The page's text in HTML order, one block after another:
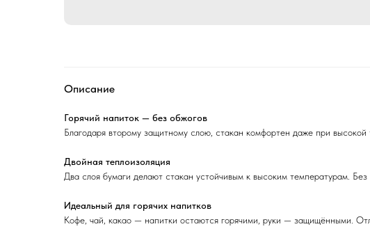
Описание
Горячий напиток — без обжогов
Благодаря второму защитному слою, стакан комфортен даже при
Двойная теплоизоляция
Два слоя бумаги делают стакан устойчивым к высоким температурам.
Идеальный для горячих напитков
Кофе, чай, какао — напитки остаются горячими, руки — защищёнными.